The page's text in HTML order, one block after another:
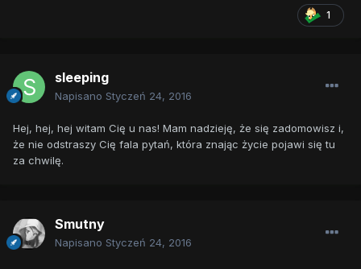
1
sleeping
Napisano Styczeń 24, 2016
Hej, hej, hej witam Cię u nas! Mam nadzieję, że się zadomowisz i,
że nie odstraszy Cię fala pytań, która znając życie pojawi się tu
za chwilę.
Smutny
Napisano Styczeń 24, 2016